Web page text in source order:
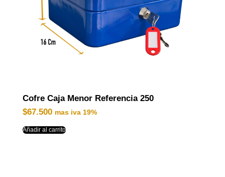
Cofre Caja Menor Referencia 250
$67.500 mas iva 19%
Añadir al carrito